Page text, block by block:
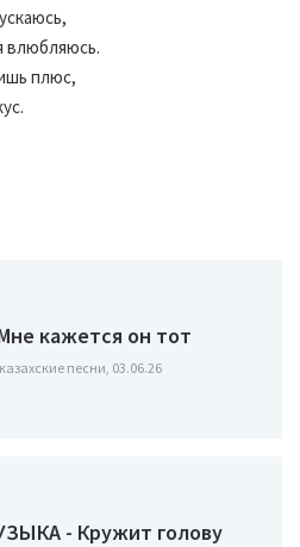
влюбляюсь.
плюс,
кажется он тот
песни, 03.06.26
- Кружит голову